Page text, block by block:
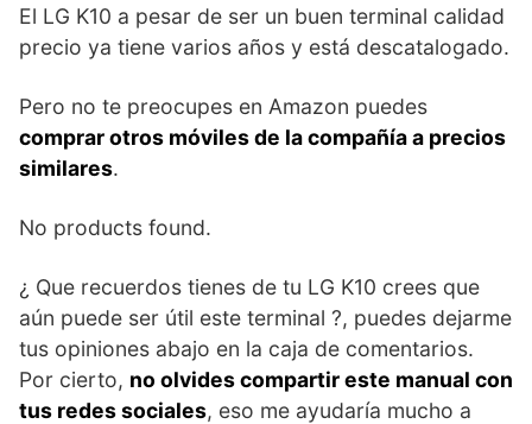
El LG K10 a pesar de ser un buen terminal calidad
precio ya tiene varios años y está descatalogado.
Pero no te preocupes en Amazon puedes
comprar otros móviles de la compañía a precios
similares.
No products found.
¿ Que recuerdos tienes de tu LG K10 crees que
aún puede ser útil este terminal ?, puedes dejarme
tus opiniones abajo en la caja de comentarios.
Por cierto, no olvides compartir este manual con
tus redes sociales, eso me ayudaría mucho a